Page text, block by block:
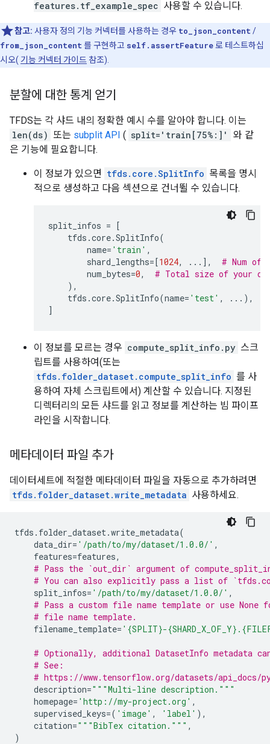
features.tf_example_spec 사용할 수 있습니다.
참고: 사용자 정의 기능 커넥터를 사용하는 경우 to_json_content /
from_json_content 를 구현하고 self.assertFeature로 테스트하십
시오( 기능 커넥터 가이드 참조).
분할에 대한 통계 얻기
TFDS는 각 샤드 내의 정확한 예시 수를 알아야 합니다. 이는
len(ds) 또는 subplit API ( split='train[75%:]'
와 같
은 기능에 필요합니다.
이 정보가 있으면 tfds.core.SplitInfo 목록을 명시
적으로 생성하고 다음 섹션으로 건너뛸 수 있습니다.
split_infos = [
tfds .core.SplitInfo(
name= 'train' ,
shard_lengths=[1024, ... ],
# Num of
num_bytes=0,
# Total size of your
),
tfds .core.SplitInfo(name= 'test' , ... ),
]
이 정보를 모르는 경우 compute_split_info.py 스크
립트를 사용하여(또는
tfds.folder_dataset.compute_split_info 를 사
용하여 자체 스크립트에서) 계산할 수 있습니다. 지정된
디렉터리의 모든 샤드를 읽고 정보를 계산하는 빔 파이프
라인을 시작합니다.
메타데이터 파일 추가
데이터세트에 적절한 메타데이터 파일을 자동으로 추가하려면
tfds.folder_dataset.write_metadata 사용하세요.
tfds . folder_dataset.write_metadata(
data_dir= '/path/to/my/dataset/1.0.0/' ,
features=features,
# Pass the `out_dir` argument of
# You can also explicitly pass a list of
split_infos= '/path/to/my/dataset/1.0.0/' ,
# Pass a custom file name template or use None
# file name template.
filename_template= ' {SPLIT}-{SHARD_X_OF_Y} .
# Optionally, additional DatasetInfo metadata
# See:
# https://www.tensorflow.org/datasets/api_docs/
description="""Multi-line description."""
homepage= 'http://my-project.org' ,
supervised_keys=( 'image' , 'label' ),
citation="""BibTex citation.""" ,
)